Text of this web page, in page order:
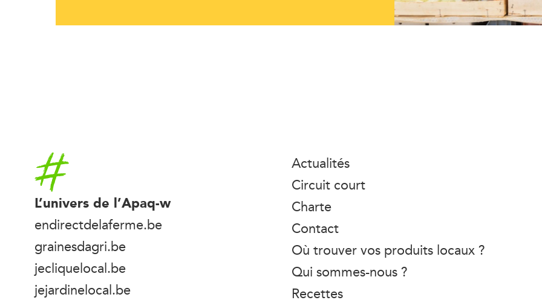
Accueil
L’univers de l’Apaq-w
endirectdelaferme.be
grainesdagri.be
jecliquelocal.be
jejardinelocal.be
Actualités
Circuit court
Charte
Contact
Où trouver vos produits locaux ?
Qui sommes-nous ?
Recettes